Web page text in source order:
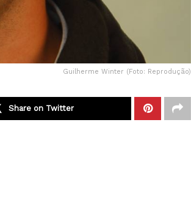
Guilherme Winter (Foto: Reprodução)
Share on Twitter